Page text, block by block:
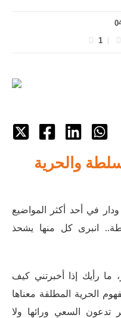
1
والحرية
في أحد أكثر المواضيع
انبرى كل منها يشحذ
ما رأيك إذا أخبرتني كيف
الحرية المطلقة معناها
تدعون السعي ورائها ولا